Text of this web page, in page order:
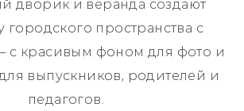
дворик и веранда создают
городского пространства с
с красивым фоном для фото и
выпускников, родителей и
педагогов.